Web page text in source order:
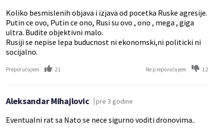
Koliko besmislenih objava i izjava od pocetka Ruske agresije.
Putin ce ovo, Putin ce ono, Rusi su ovo , ono , mega , giga
ultra. Budite objektivni malo.
Rusiji se nepise lepa buducnost ni ekonomski,ni politicki ni
socijalno.
Preporučujem 21 Ne preporučujem 12
Aleksandar Mihajlovic pre 3 godine
Eventualni rat sa Nato se nece sigurno voditi dronovima..